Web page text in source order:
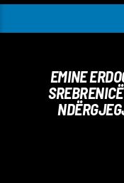
EMINE